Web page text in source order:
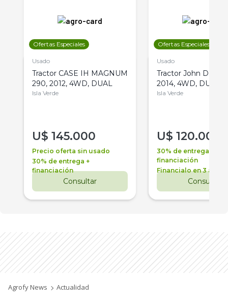
Ofertas Especiales
Usado
Tractor CASE IH MAGNUM
290, 2012, 4WD, DUAL
Isla Verde
U$ 145.000
Precio oferta sin usado
30% de entrega +
financiación
Consultar
Ofertas Especiales
Usado
Tractor John Deere
2014, 4WD, DUAL
Isla Verde
U$ 120.000
30% de entrega +
financiación
Financialo en 3 años
Consultar
Agrofy News Actualidad